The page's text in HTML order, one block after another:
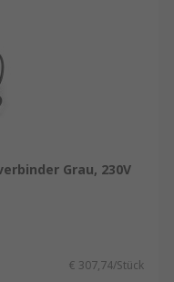
Grau, 230V
€ 307,74/Stück